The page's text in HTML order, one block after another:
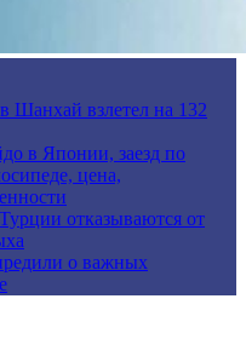
Шанхай взлетел на 132
в Японии, заезд по
цена,
отказываются от
о важных